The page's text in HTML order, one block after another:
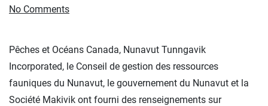
No Comments
Pêches et Océans Canada, Nunavut Tunngavik
Incorporated, le Conseil de gestion des ressources
fauniques du Nunavut, le gouvernement du Nunavut et la
Société Makivik ont fourni des renseignements sur